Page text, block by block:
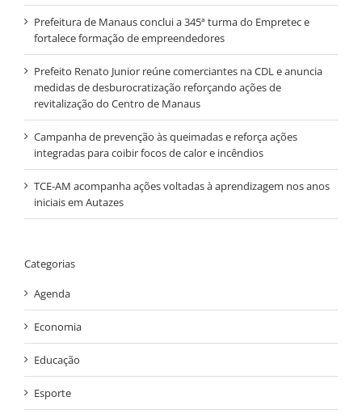
Prefeitura de Manaus conclui a 345ª turma do Empretec e
fortalece formação de empreendedores
Prefeito Renato Junior reúne comerciantes na CDL e anuncia
medidas de desburocratização reforçando ações de
revitalização do Centro de Manaus
Campanha de prevenção às queimadas e reforça ações
integradas para coibir focos de calor e incêndios
TCE-AM acompanha ações voltadas à aprendizagem nos anos
iniciais em Autazes
Categorias
Agenda
Economia
Educação
Esporte